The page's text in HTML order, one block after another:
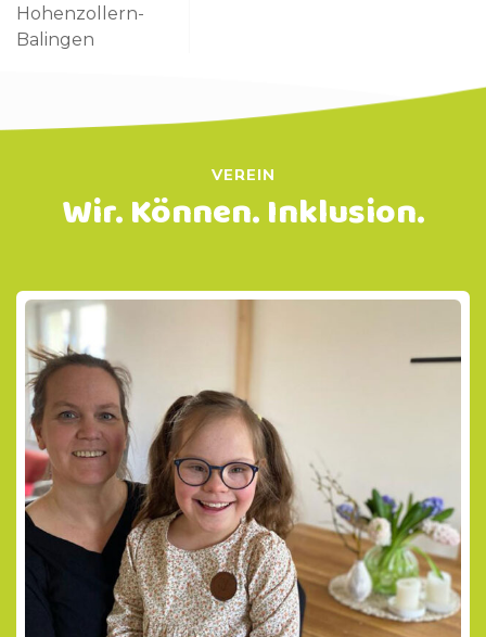
Hohenzollern-
Balingen
VEREIN
Wir. Können. Inklusion.